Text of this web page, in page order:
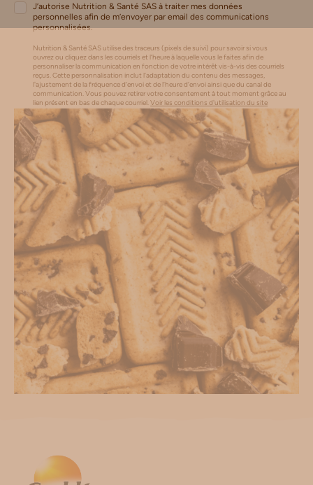
J’autorise Nutrition & Santé SAS à traiter mes données
personnelles afin de m’envoyer par email des communications
personnalisées.
Nutrition & Santé SAS utilise des traceurs (pixels de suivi) pour savoir si vous
ouvrez ou cliquez dans les courriels et l’heure à laquelle vous le faites afin de
personnaliser la communication en fonction de votre intérêt vis-à-vis des courriels
reçus. Cette personnalisation inclut l’adaptation du contenu des messages,
l'ajustement de la fréquence d’envoi et de l’heure d’envoi ainsi que du canal de
communication. Vous pouvez retirer votre consentement à tout moment grâce au
lien présent en bas de chaque courriel.Voir les conditions d'utilisation du site